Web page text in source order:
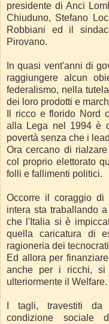
presidente di Anci
Chiuduno, Stefano
Robbiani ed il
Pirovano.
In quasi vent'anni di
raggiungere alcun
federalismo, nella
dei loro prodotti e
Il ricco e florido Nord
alla Lega nel 1994 è
povertà senza che i
Ora cercano di
col proprio elettorato
folli e fallimenti politici.
Occorre il coraggio
intera sta traballando
che l'Italia si è
quella caricatura di
ragioneria dei
Ed allora per
anche per i ricchi, si
ulteriormente il Welfare.
I tagli, travestiti da
condizione sociale